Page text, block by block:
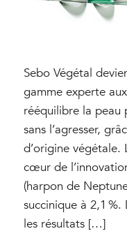
Sebo Végétal
gamme experte
rééquilibre la peau
sans l’agresser,
d’origine végétale.
cœur de
(harpon de
succinique à 2,1 %.
les résultats […]